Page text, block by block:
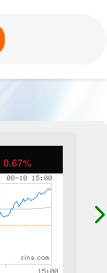
0.67%